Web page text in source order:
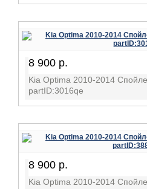
8 900 р.
Kia Optima 2010-2014
partID:3016qe
8 900 р.
Kia Optima 2010-2014